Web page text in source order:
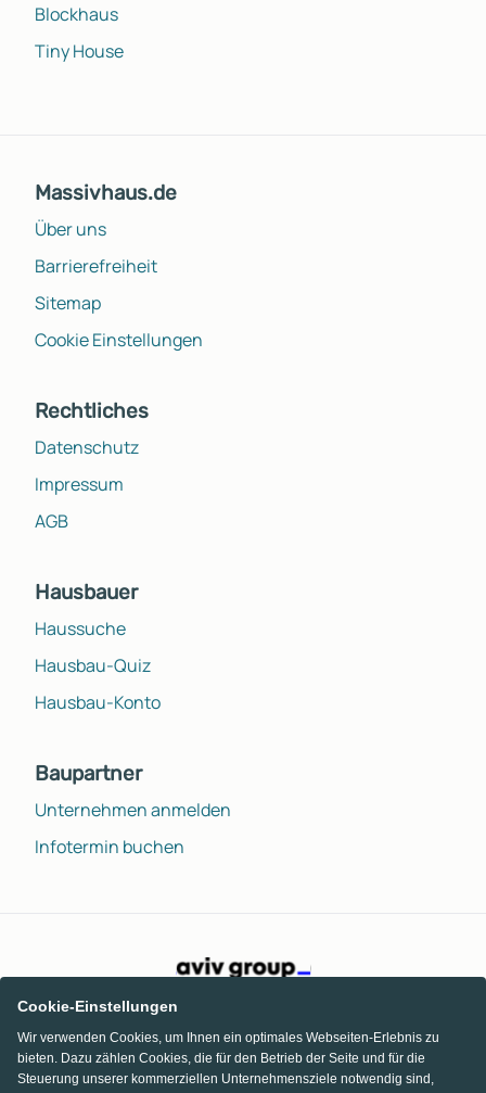
Blockhaus
Tiny House
Massivhaus.de
Über uns
Barrierefreiheit
Sitemap
Cookie Einstellungen
Rechtliches
Datenschutz
Impressum
AGB
Hausbauer
Haussuche
Hausbau-Quiz
Hausbau-Konto
Baupartner
Unternehmen anmelden
Infotermin buchen
Cookie-Einstellungen
Wir verwenden Cookies, um Ihnen ein optimales Webseiten-Erlebnis zu
bieten. Dazu zählen Cookies, die für den Betrieb der Seite und für die
Steuerung unserer kommerziellen Unternehmensziele notwendig sind,